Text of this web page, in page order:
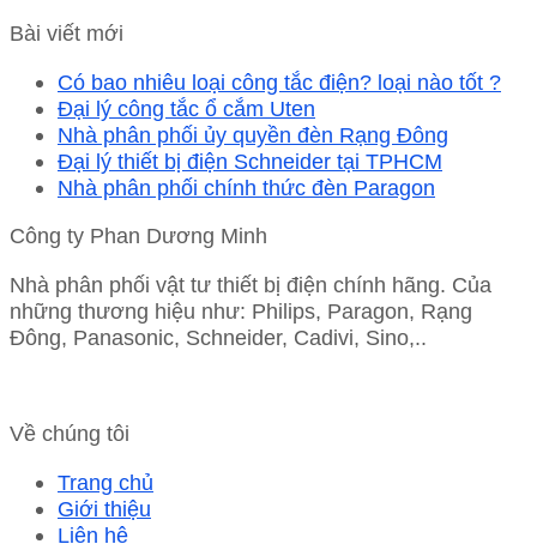
Bài viết mới
Có bao nhiêu loại công tắc điện? loại nào tốt ?
Đại lý công tắc ổ cắm Uten
Nhà phân phối ủy quyền đèn Rạng Đông
Đại lý thiết bị điện Schneider tại TPHCM
Nhà phân phối chính thức đèn Paragon
Công ty Phan Dương Minh
Nhà phân phối vật tư thiết bị điện chính hãng. Của
những thương hiệu như: Philips, Paragon, Rạng
Đông, Panasonic, Schneider, Cadivi, Sino,..
Về chúng tôi
Trang chủ
Giới thiệu
Liên hệ